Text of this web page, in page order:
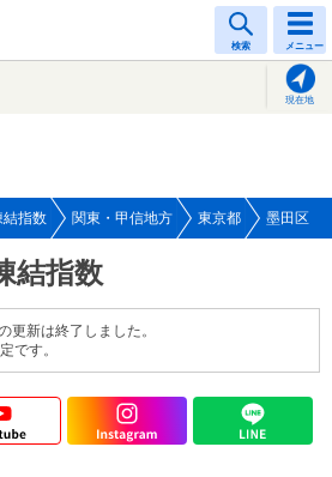
検索 メニュー
現在地
結指数 関東・甲信地方 東京都 墨田区
結指数
更新は終了しました。
です。